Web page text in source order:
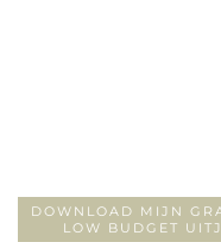
DOWNLOAD MIJN
LOW BUDGET